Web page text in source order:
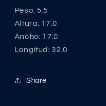
Peso: 5.5
Altura: 17.0
Ancho: 17.0
Longitud: 32.0
Share